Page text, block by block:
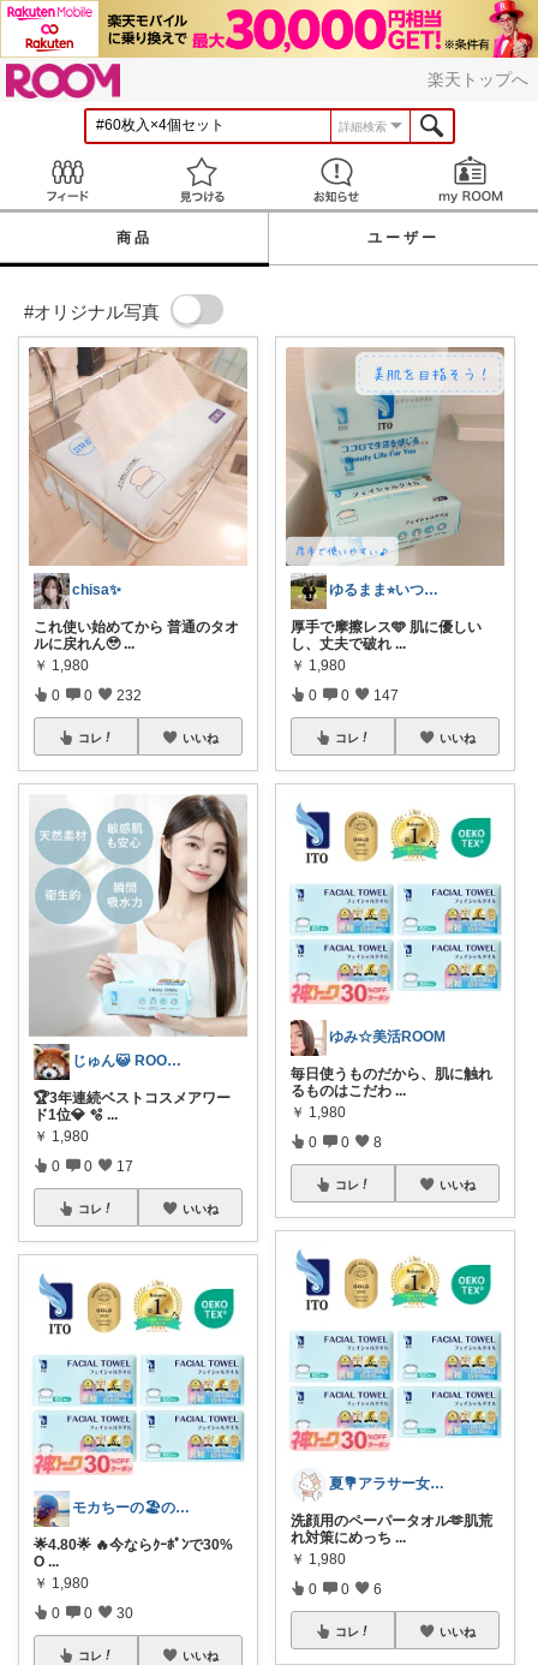
楽天トップへ
詳細検索
見つける お知らせ
商品 ユーザー
#オリジナル写真
chisa✨
これ使い始めてから 普通のタオ
ルに戻れん🥹 ...
￥ 1,980
0 0 232
コレ いいね
じゅん😺 ROOM💖🎵
🏆3年連続ベストコスメアワー
ド1位💎 🫧 ...
￥ 1,980
0 0 17
コレ いいね
モカちーの🏖️のんびりライフ🐈✨
🌟4.80🌟 🔥今ならｸｰﾎﾟﾝで30%
O ...
￥ 1,980
0 0 30
コレ いいね
ゆるまま⭐︎いつもありがとうございます✨
厚手で摩擦レス🩵 肌に優しい
し、丈夫で破れ ...
￥ 1,980
0 0 147
コレ いいね
ゆみ☆美活ROOM
毎日使うものだから、肌に触れ
るものはこだわ ...
￥ 1,980
0 0 8
コレ いいね
夏💐アラサー女子のすきな美容と食べ物
洗顔用のペーパータオル🫶肌荒
れ対策にめっち ...
￥ 1,980
0 0 6
コレ いいね